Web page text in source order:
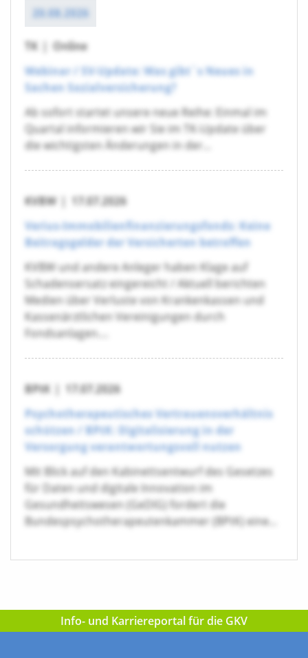
20.08.2026
TK
Online
Webinar / SV-Update: Was gibt´s Neues in
Sachen Sozialversicherung?
Ab sofort startet unsere neue Reihe: Einmal im
Quartal informieren wir Sie im TK-Update über
die wichtigsten Änderungen in der...
KVBW
17.07.2026
Verius-Immobilienfinanzierungsfonds: Keine
Beitragsgelder der Versicherten betroffen
KVBW und andere Anleger haben Klage auf
Schadensersatz eingereicht / Aktuell berichten
Medien über Verluste von Krankenkassen und
Kassenärztlichen Vereinigungen durch
Fondsanlagen....
BPtK
17.07.2026
Psychotherapeutisches Vertrauensverhältnis
schützen / BPtK: Digitalisierung in der
Versorgung verantwortungsvoll nutzen
Mit Blick auf den Kabinettsentwurf des Gesetzes
für Daten und digitale Innovation im
Gesundheitswesen (GeDIG) fordert die
Bundespsychotherapeutenkammer (BPtK) eine...
Info- und Karriereportal für die GKV